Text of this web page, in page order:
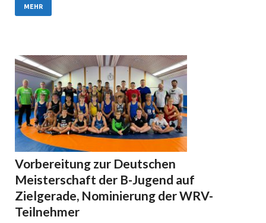
MEHR
Vorbereitung zur Deutschen
Meisterschaft der B-Jugend auf
Zielgerade, Nominierung der WRV-
Teilnehmer